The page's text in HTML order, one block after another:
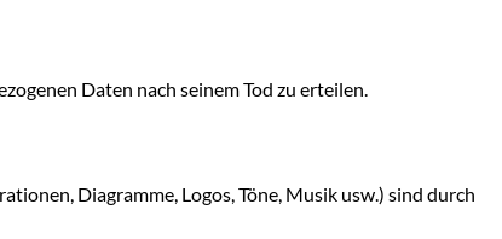
Daten nach seinem Tod zu erteilen.
Diagramme, Logos, Töne, Musik usw.) sind durch